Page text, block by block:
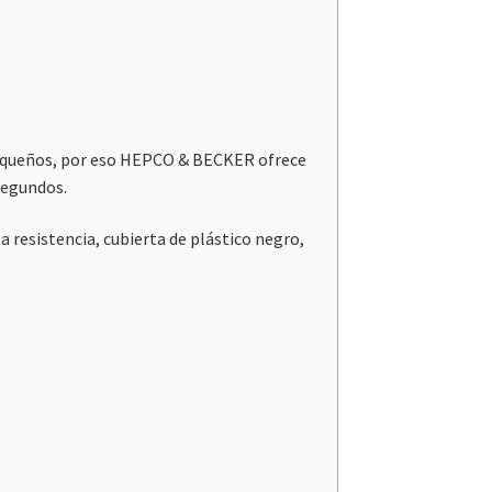
por eso HEPCO & BECKER ofrece
resistencia, cubierta de plástico negro,